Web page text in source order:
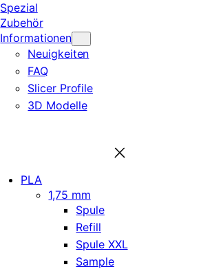
Spezial
Zubehör
Informationen
Neuigkeiten
FAQ
Slicer Profile
3D Modelle
PLA
1,75 mm
Spule
Refill
Spule XXL
Sample